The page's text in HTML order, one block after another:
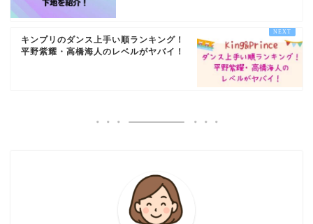
キンプリのダンス上手い順ランキング！
平野紫耀・高橋海人のレベルがヤバイ！